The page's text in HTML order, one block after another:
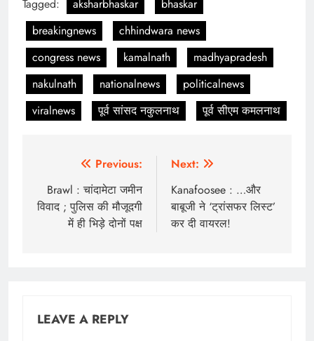
Tagged: aksharbhaskar
bhaskar
breakingnews
chhindwara news
congress news
kamalnath
madhyapradesh
nakulnath
nationalnews
politicalnews
viralnews
पूर्व सांसद नकुलनाथ पूर्व सीएम कमलनाथ
navigation
Previous:
Brawl : चांदामेटा जमीन
विवाद ; पुलिस की मौजूदगी
में ही भिड़े दोनों पक्ष
Next:
Kanafoosee : …और
बाबूजी ने ‘ट्रांसफर लिस्ट’
कर दी वायरल!
LEAVE A REPLY